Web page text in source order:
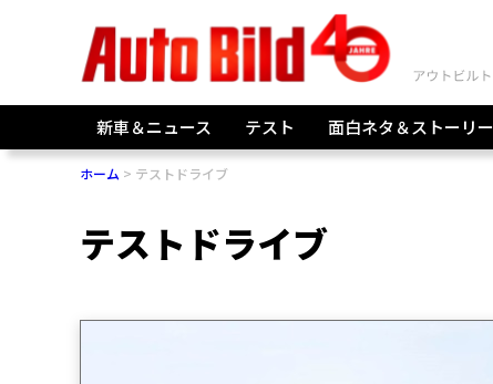
新車＆ニュース テスト 面白ネタ＆ストーリー
ホーム テストドライブ
テストドライブ